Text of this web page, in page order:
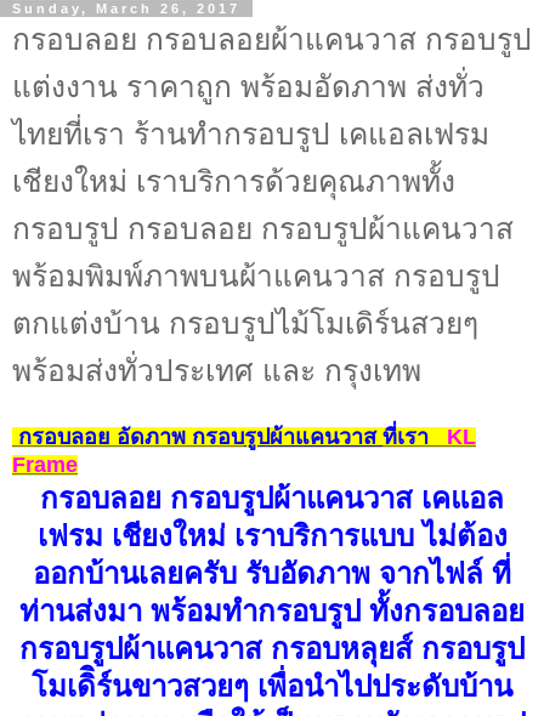
Sunday, March 26, 2017
กรอบลอย กรอบลอยผ้าแคนวาส กรอบรูป
แต่งงาน ราคาถูก พร้อมอัดภาพ ส่งทั่ว
ไทยที่เรา ร้านทำกรอบรูป เคแอลเฟรม
เชียงใหม่ เราบริการด้วยคุณภาพทั้ง
กรอบรูป กรอบลอย กรอบรูปผ้าแคนวาส
พร้อมพิมพ์ภาพบนผ้าแคนวาส กรอบรูป
ตกแต่งบ้าน กรอบรูปไม้โมเดิร์นสวยๆ
พร้อมส่งทั่วประเทศ และ กรุงเทพ
กรอบลอย อัดภาพ กรอบรูปผ้าแคนวาส ที่เรา KL
Frame
กรอบลอย กรอบรูปผ้าแคนวาส เคแอล
เฟรม เชียงใหม่ เราบริการแบบ ไม่ต้อง
ออกบ้านเลยครับ รับอัดภาพ จากไฟล์ ที่
ท่านส่งมา พร้อมทำกรอบรูป ทั้งกรอบลอย
กรอบรูปผ้าแคนวาส กรอบหลุยส์ กรอบรูป
โมเดิิร์นขาวสวยๆ เพื่อนำไปประดับบ้าน